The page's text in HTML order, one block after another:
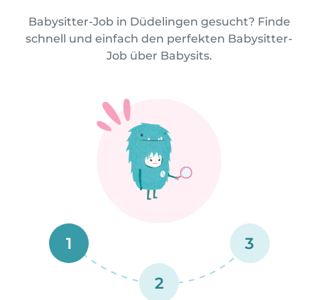
Babysitter-Job in Düdelingen gesucht? Finde
schnell und einfach den perfekten Babysitter-
Job über Babysits.
1
2
3